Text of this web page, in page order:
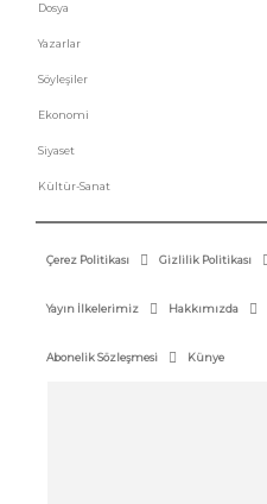
Dosya
Yazarlar
Söyleşiler
Ekonomi
Siyaset
Kültür-Sanat
Çerez Politikası Gizlilik Politikası
Yayın İlkelerimiz Hakkımızda
Abonelik Sözleşmesi Künye